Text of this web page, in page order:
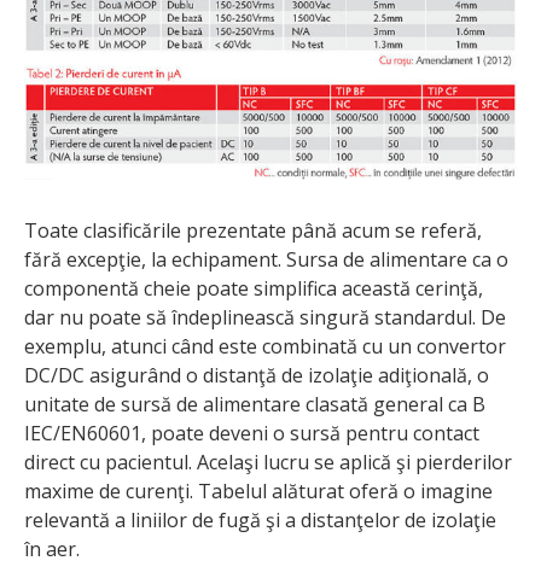
Toate clasificările prezentate până acum se referă,
fără excepţie, la echipament. Sursa de alimentare ca o
componentă cheie poate simplifica această cerinţă,
dar nu poate să îndeplinească singură standardul. De
exemplu, atunci când este combinată cu un convertor
DC/DC asigurând o distanţă de izolaţie adiţională, o
unitate de sursă de alimentare clasată general ca B
IEC/EN60601, poate deveni o sursă pentru contact
direct cu pacientul. Acelaşi lucru se aplică şi pierderilor
maxime de curenţi. Tabelul alăturat oferă o imagine
relevantă a liniilor de fugă şi a distanţelor de izolaţie
în aer.